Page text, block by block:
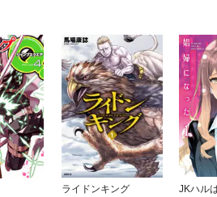
ライドンキング
JKハル